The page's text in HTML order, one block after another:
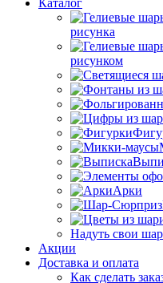
Каталог
рисунка
рисунком
Арки
Надуть свои
Акции
Доставка и оплата
Как сделать